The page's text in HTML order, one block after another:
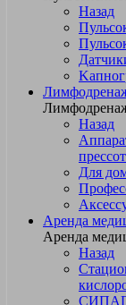
Назад
Назад
Для
Аренда
Аренда
Назад
СИПАП